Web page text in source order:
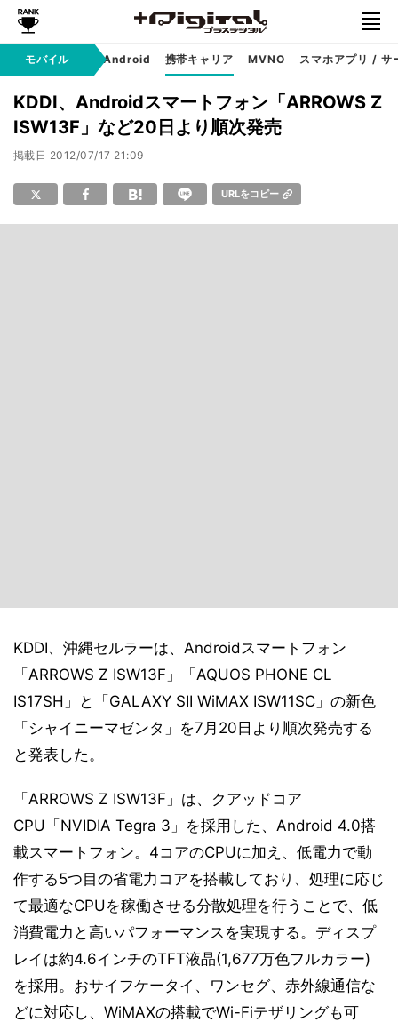
モバイル
iPhone Android 携帯キャリア MVNO スマホアプリ / サ
KDDI、Androidスマートフォン「ARROWS Z
ISW13F」など20日より順次発売
掲載日 2012/07/17 21:09
URLをコピー
KDDI、沖縄セルラーは、Androidスマートフォン
「ARROWS Z ISW13F」「AQUOS PHONE CL
IS17SH」と「GALAXY SII WiMAX ISW11SC」の新色
「シャイニーマゼンタ」を7月20日より順次発売する
と発表した。
「ARROWS Z ISW13F」は、クアッドコア
CPU「NVIDIA Tegra 3」を採用した、Android 4.0搭
載スマートフォン。4コアのCPUに加え、低電力で動
作する5つ目の省電力コアを搭載しており、処理に応じ
て最適なCPUを稼働させる分散処理を行うことで、低
消費電力と高いパフォーマンスを実現する。ディスプ
レイは約4.6インチのTFT液晶(1,677万色フルカラー)
を採用。おサイフケータイ、ワンセグ、赤外線通信な
どに対応し、WiMAXの搭載でWi-Fiテザリングも可